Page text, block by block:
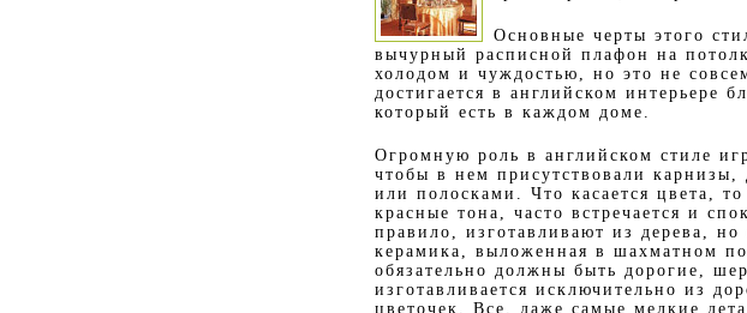
Основные черты этого
вычурный расписной плафон на
холодом и чуждостью, но это не
достигается в английском интерьере
который есть в каждом доме.
Огромную роль в английском стиле
чтобы в нем присутствовали карнизы,
или полосками. Что касается цвета,
красные тона, часто встречается и
правило, изготавливают из дерева,
керамика, выложенная в шахматном
обязательно должны быть дорогие,
изготавливается исключительно из
цветочек. Все, даже самые мелкие